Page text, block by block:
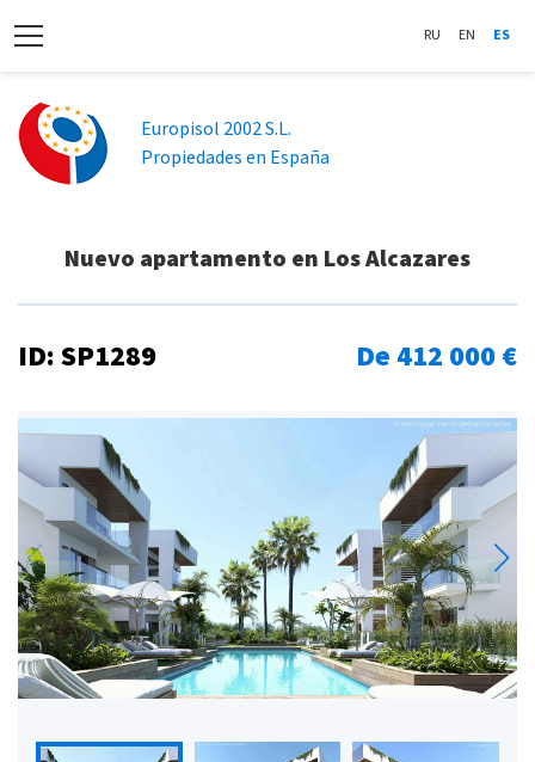
RU EN ES
Europisol 2002 S.L.
Propiedades en España
Nuevo apartamento en Los Alcazares
ID: SP1289 De 412 000 €